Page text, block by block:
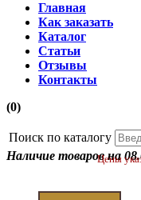
Главная
Как заказать
Каталог
Статьи
Отзывы
Контакты
(0)
Поиск по каталогу
Наличие товаров на
Цены